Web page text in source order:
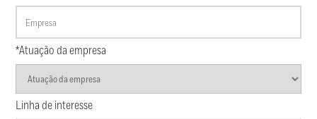
*Atuação da empresa
Linha de interesse